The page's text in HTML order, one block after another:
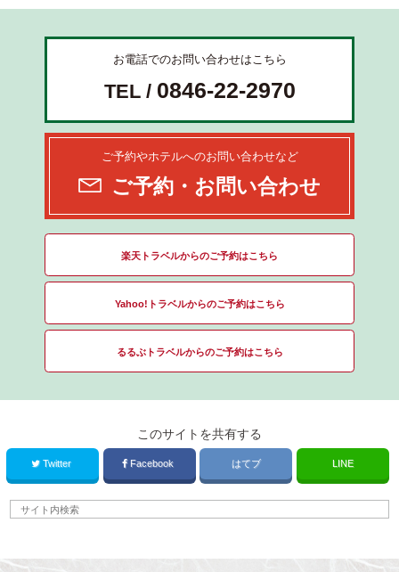
お電話でのお問い合わせはこちら
TEL / 0846-22-2970
ご予約やホテルへのお問い合わせなど
ご予約・お問い合わせ
楽天トラベルからのご予約はこちら
Yahoo!トラベルからのご予約はこちら
るるぶトラベルからのご予約はこちら
このサイトを共有する
Twitter Facebook はてブ LINE